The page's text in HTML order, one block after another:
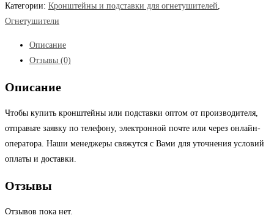
Категории: Кронштейны и подставки для огнетушителей
Огнетушители
Описание
Отзывы (0)
Описание
Чтобы купить кронштейны или подставки оптом от производителя,
отправьте заявку по телефону, электронной почте или через онлайн-
оператора. Наши менеджеры свяжутся с Вами для уточнения условий
оплаты и доставки.
Отзывы
Отзывов пока нет.